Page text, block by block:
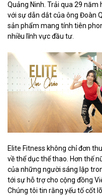
Quảng Ninh. Trải qua 29
với sự dẫn dắt của ông Đoàn
sản phẩm mang tính tiên
nhiều lĩnh vực đầu tư.
Elite Fitness không chỉ đơn
về thể dục thể thao. Hơn thế
của những người sáng lập
tới sự hỗ trợ cho cộng đồng
Chúng tôi tin rằng yếu tố cốt